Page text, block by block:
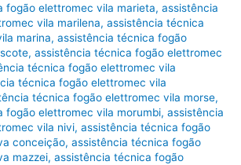
fogão elettromec vila marieta,assistência
vila marilena,assistência técnica
marina,assistência técnica fogão
,assistência técnica fogão elettromec
técnica fogão elettromec vila
técnica fogão elettromec vila
técnica fogão elettromec vila morse,
fogão elettromec vila morumbi,assistência
vila nivi,assistência técnica fogão
conceição,assistência técnica fogão
mazzei,assistência técnica fogão